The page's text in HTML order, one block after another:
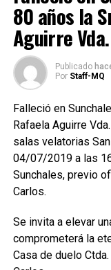
80 años la
Aguirre
Publicado
Por Staff-MQ
Falleció en
Rafaela Aguirre
salas velatorias
04/07/2019 a las
Sunchales, previo
Carlos.
Se invita a elevar
comprometerá la
Casa de duelo